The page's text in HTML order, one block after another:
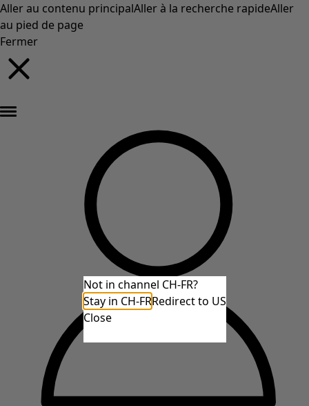
Aller au contenu principalAller à la recherche rapideAller
au pied de page
Fermer
Not in channel CH-FR?
Stay in CH-FRRedirect to US
Close